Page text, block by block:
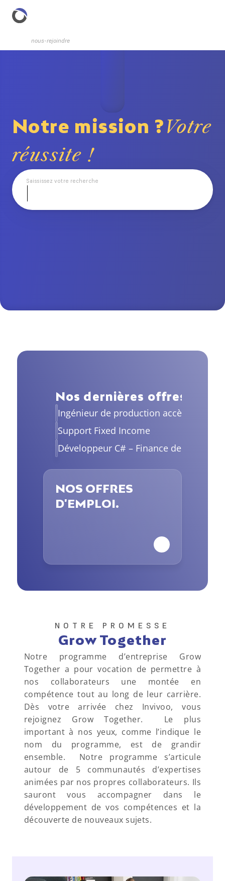
nous-rejoindre
Notre mission ?Votre
réussite !
Saississez votre recherche
Nos dernières offres
Ingénieur de production accès marché
Support Fixed Income
Développeur C# – Finance de Marché
NOS OFFRES
D'EMPLOI.
NOTRE PROMESSE
Grow Together
Notre programme d’entreprise Grow
Together a pour vocation de permettre à
nos collaborateurs une montée en
compétence tout au long de leur carrière.
Dès votre arrivée chez Invivoo, vous
rejoignez Grow Together.  Le plus
important à nos yeux, comme l’indique le
nom du programme, est de grandir
ensemble.  Notre programme s’articule
autour de 5 communautés d’expertises
animées par nos propres collaborateurs. Ils
sauront vous accompagner dans le
développement de vos compétences et la
découverte de nouveaux sujets.